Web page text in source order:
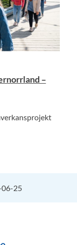
–
06-25